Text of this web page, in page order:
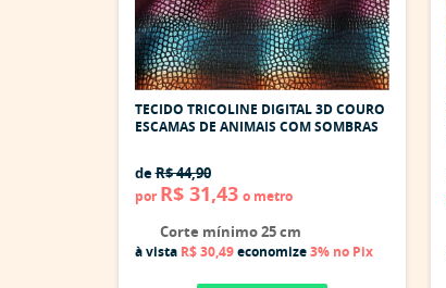
TECIDO TRICOLINE DIGITAL 3D COURO
ESCAMAS DE ANIMAIS COM SOMBRAS
deR$ 44,90
por R$ 31,43 o metro
Corte mínimo 25 cm
à vista R$ 30,49economize3% no Pix